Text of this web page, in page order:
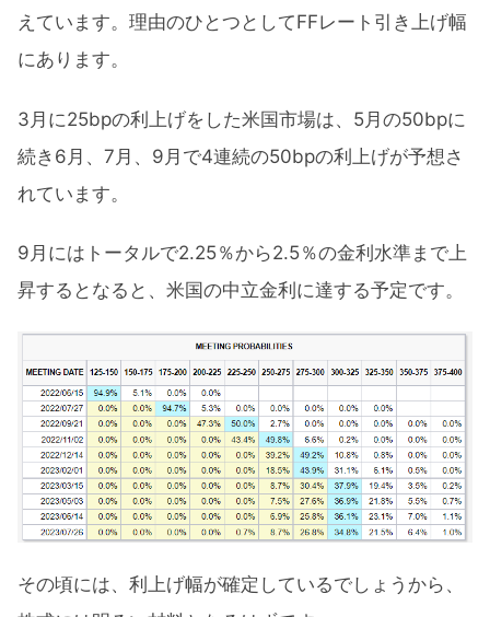
えています。理由のひとつとしてFFレート引き上げ幅
にあります。
3月に25bpの利上げをした米国市場は、5月の50bpに
続き6月、7月、9月で4連続の50bpの利上げが予想さ
れています。
9月にはトータルで2.25％から2.5％の金利水準まで上
昇するとなると、米国の中立金利に達する予定です。
その頃には、利上げ幅が確定しているでしょうから、